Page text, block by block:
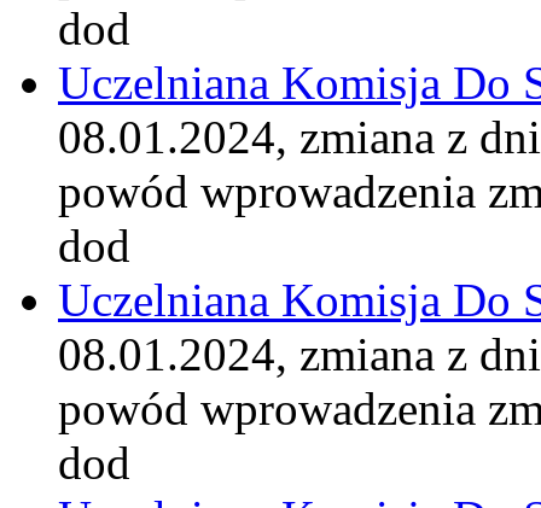
dod
Uczelniana Komisja Do
08.01.2024, zmiana z
powód wprowadzenia
dod
Uczelniana Komisja Do
08.01.2024, zmiana z
powód wprowadzenia
dod